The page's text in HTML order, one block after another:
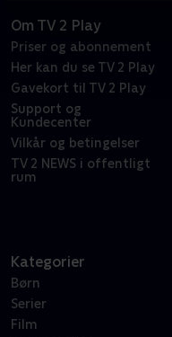
Om TV 2 Play
Priser og abonnement
Her kan du se TV 2 Play
Gavekort til TV 2 Play
Support og
Kundecenter
Vilkår og betingelser
TV 2 NEWS i offentligt
rum
Kategorier
Børn
Serier
Film